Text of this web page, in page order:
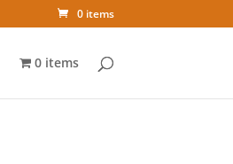
0 items
0 items